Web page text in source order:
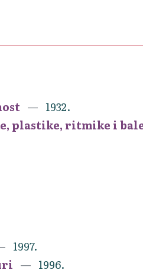
1932.
plastike, ritmike i
1997.
1996.